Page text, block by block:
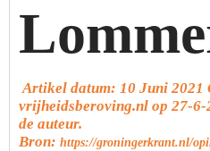
Artikel datum: 10 Juni 2021
vrijheidsberoving.nl op 27-6-
de auteur.
Bron: https://groningerkrant.nl/